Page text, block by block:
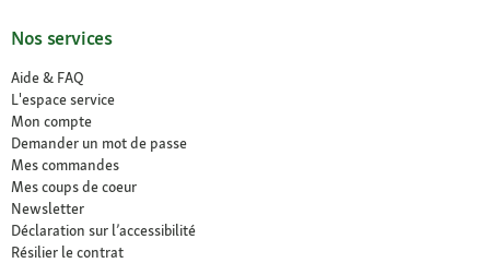
Nos services
Aide & FAQ
L'espace service
Mon compte
Demander un mot de passe
Mes commandes
Mes coups de coeur
Newsletter
Déclaration sur l’accessibilité
Résilier le contrat